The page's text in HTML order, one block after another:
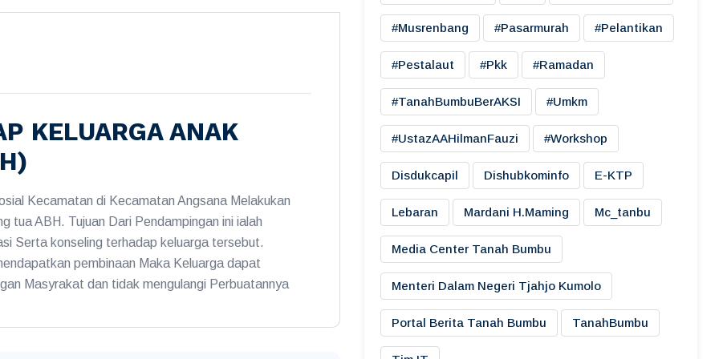
KELUARGA ANAK
Kecamatan di Kecamatan Angsana Melakukan
tua ABH. Tujuan Dari Pendampingan ini ialah
Serta konseling terhadap keluarga tersebut.
pembinaan Maka Keluarga dapat
Masyrakat dan tidak mengulangi Perbuatannya
#musrenbang #pasarmurah #pelantikan
#pestalaut #pkk #ramadan
#TanahBumbuBerAKSI #umkm
#UstazAAHilmanFauzi #workshop
Disdukcapil Dishubkominfo E-KTP
Lebaran Mardani H.maming Mc_tanbu
Media Center Tanah Bumbu
Menteri Dalam Negeri Tjahjo Kumolo
Portal Berita Tanah Bumbu TanahBumbu